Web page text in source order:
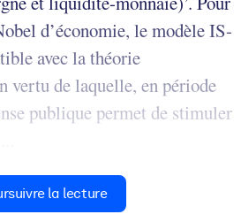
d’économie, le modèle IS-
avec la théorie
vertu de laquelle, en période
publique permet de stimuler
la lecture